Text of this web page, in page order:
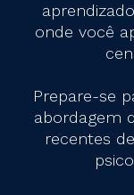
onde você
Prepare-se
abordagem
recentes